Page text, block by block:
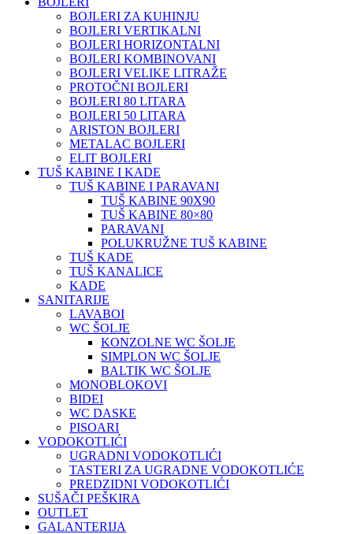
BOJLERI ZA KUHINJU
BOJLERI VERTIKALNI
BOJLERI HORIZONTALNI
BOJLERI KOMBINOVANI
BOJLERI VELIKE LITRAŽE
PROTOČNI BOJLERI
BOJLERI 80 LITARA
BOJLERI 50 LITARA
ARISTON BOJLERI
METALAC BOJLERI
ELIT BOJLERI
TUŠ KABINE I KADE
TUŠ KABINE I PARAVANI
TUŠ KABINE 90X90
TUŠ KABINE 80×80
PARAVANI
POLUKRUŽNE TUŠ KABINE
TUŠ KADE
TUŠ KANALICE
KADE
SANITARIJE
LAVABOI
WC ŠOLJE
KONZOLNE WC ŠOLJE
SIMPLON WC ŠOLJE
BALTIK WC ŠOLJE
MONOBLOKOVI
BIDEI
WC DASKE
PISOARI
VODOKOTLIĆI
UGRADNI VODOKOTLIĆI
TASTERI ZA UGRADNE VODOKOTLIĆE
PREDZIDNI VODOKOTLIĆI
SUŠAČI PEŠKIRA
OUTLET
GALANTERIJA